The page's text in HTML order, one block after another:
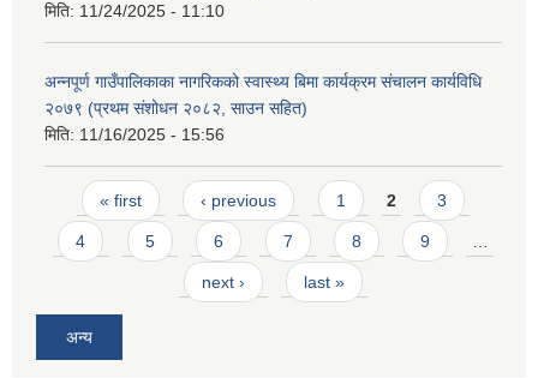
मिति: 11/24/2025 - 11:10
अन्नपूर्ण गाउँपालिकाका नागरिकको स्वास्थ्य बिमा कार्यक्रम संचालन कार्यविधि
२०७९ (प्रथम संशोधन २०८२, साउन सहित)
मिति: 11/16/2025 - 15:56
Pages
« first ‹ previous 1 2 3
4 5 6 7 8 9
next › last »
अन्य